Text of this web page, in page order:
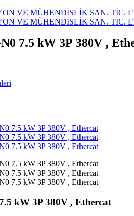
7.5 kW 3P 380V ,
kW 3P 380V , Ethercat